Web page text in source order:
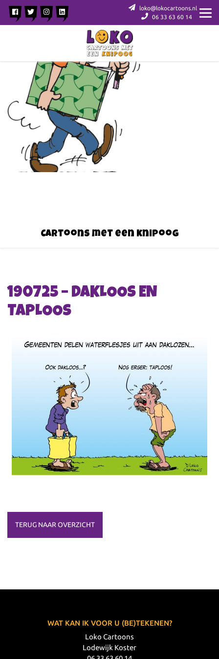
loko@lokocartoons.nl
06 33 63 60 14
Cartoons met een knipoog
190725 – DAKLOOS EN
TAPLOOS
TERUG NAAR OVERZICHT
WAT KAN IK VOOR U (BE)TEKENEN?
Loko Cartoons
Lodewijk Koster